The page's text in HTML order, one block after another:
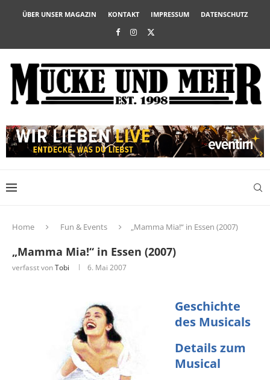
ÜBER UNSER MAGAZIN KONTAKT IMPRESSUM DATENSCHUTZ
Home Fun & Events „Mamma Mia!“ in Essen (2007)
„Mamma Mia!“ in Essen (2007)
verfasst vonTobi 6. Mai 2007
Geschichte
des Musicals
Details zum
Musical